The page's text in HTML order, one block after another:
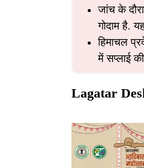
जांच के
गोदाम है.
हिमाचल
में सप्लाई
Lagatar